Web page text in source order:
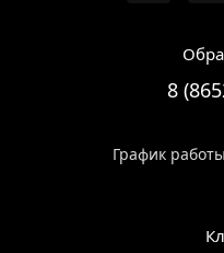
8
График